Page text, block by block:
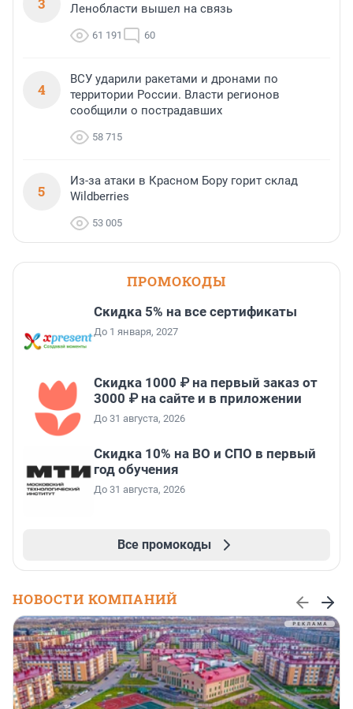
Ленобласти вышел на связь
61 191 60
4
ВСУ ударили ракетами и дронами по
территории России. Власти регионов
сообщили о пострадавших
58 715
5
Из-за атаки в Красном Бору горит склад
Wildberries
53 005
ПРОМОКОДЫ
Скидка 5% на все сертификаты
До 1 января, 2027
Скидка 1000 ₽ на первый заказ от
3000 ₽ на сайте и в приложении
До 31 августа, 2026
Скидка 10% на ВО и СПО в первый
год обучения
До 31 августа, 2026
Все промокоды
НОВОСТИ КОМПАНИЙ